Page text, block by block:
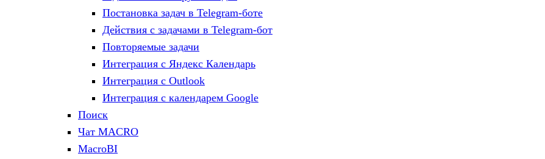
Постановка задач в Telegram-боте
Действия с задачами в Telegram-бот
Повторяемые задачи
Интеграция с Яндекс Календарь
Интеграция с Outlook
Интеграция с календарем Google
Поиск
Чат MACRO
MacroBI